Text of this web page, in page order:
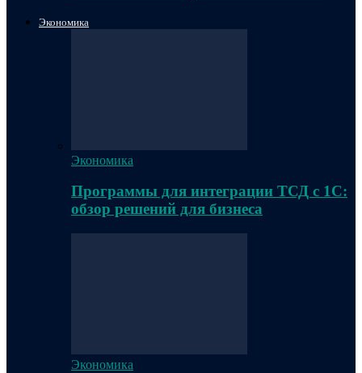
Экономика
Экономика
Программы для интеграции ТСД с 1С:
обзор решений для бизнеса
Экономика